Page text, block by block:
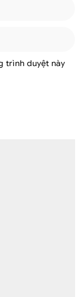
trình duyệt này